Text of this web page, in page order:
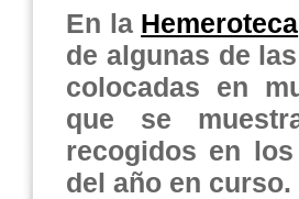
En la Hemeroteca
de algunas de
colocadas en
que se
recogidos en
del año en curso.